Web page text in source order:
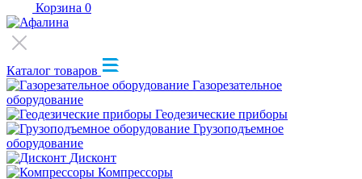
Корзина 0
Каталог товаров
Газорезательное
оборудование
Геодезические приборы
Грузоподъемное
оборудование
Дисконт
Компрессоры